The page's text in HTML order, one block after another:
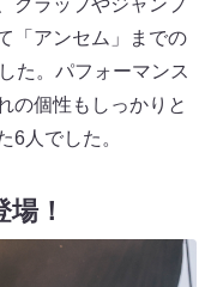
「アンセム」までの
た。パフォーマンス
の個性もしっかりと
6人でした。
！